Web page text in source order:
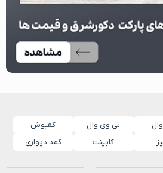
تی وی وال
کفپوش
کابینت کمد دیواری